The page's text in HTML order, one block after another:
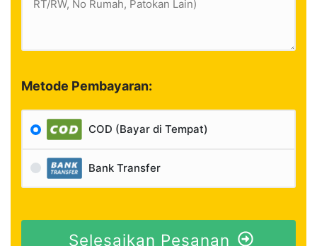
Metode Pembayaran:
COD (Bayar di Tempat)
Bank Transfer
Selesaikan Pesanan